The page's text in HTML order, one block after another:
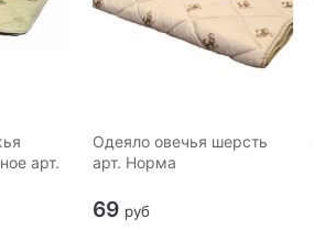
арт.
Одеяло овечья шерсть
арт. Норма
69 руб